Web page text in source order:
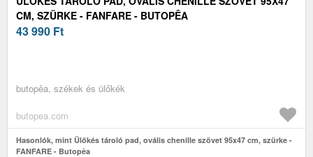
CM, SZÜRKE - FANFARE - BUTOPÊA
43 990 Ft
butopêa, székek és ülőkék
butopea.com
Hasonlók, mint Ülőkés tároló pad, ovális chenille szövet 95x47 cm, szürke -
FANFARE - Butopêa